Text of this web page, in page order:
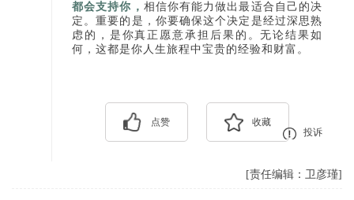
都会支持你， 相信你有能力做出最适合自己的决
定。重要的是，你要确保这个决定是经过深思熟
虑的，是你真正愿意承担后果的。无论结果如
何，这都是你人生旅程中宝贵的经验和财富。
点赞
收藏
投诉
[责任编辑：卫彦瑾]